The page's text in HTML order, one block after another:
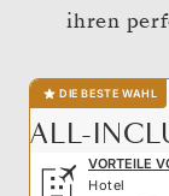
ihren
DIE BESTE WAHL
ALL-
VORTEILE
Hotel